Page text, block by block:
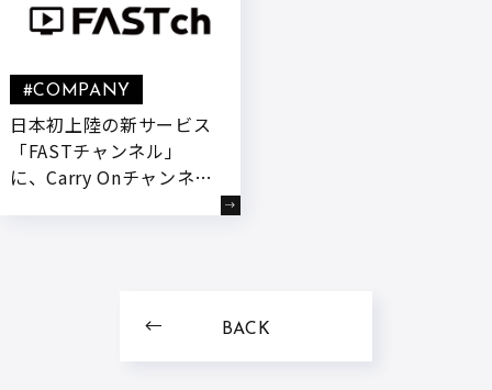
日本初上陸の新サービス
「FASTチャンネル」
に、Carry Onチャンネル
#COMPANY
BACK